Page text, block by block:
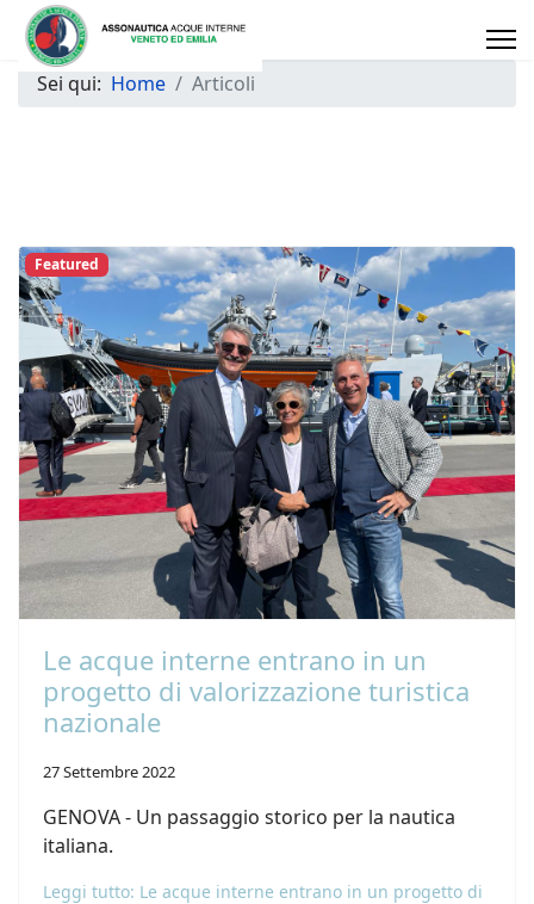
Sei qui: Home Articoli
Featured
Le acque interne entrano in un
progetto di valorizzazione turistica
nazionale
27 Settembre 2022
GENOVA - Un passaggio storico per la nautica
italiana.
Leggi tutto: Le acque interne entrano in un progetto di